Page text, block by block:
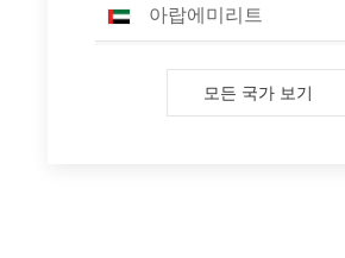
아랍에미리트
방글라데시
중국 홍콩
모든 국가 보기